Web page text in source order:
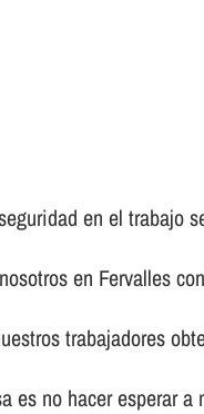
en el trabajo
en Fervalles
trabajadores
es no hacer esperar